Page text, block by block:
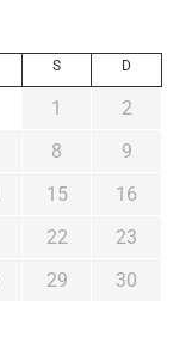
S D
1
2
8
9
15
16
22
23
29
30